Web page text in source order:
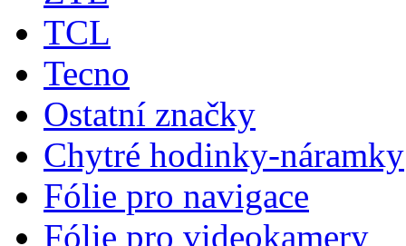
TCL
Tecno
Ostatní značky
Chytré hodinky-náramky
Fólie pro navigace
Fólie pro videokamery